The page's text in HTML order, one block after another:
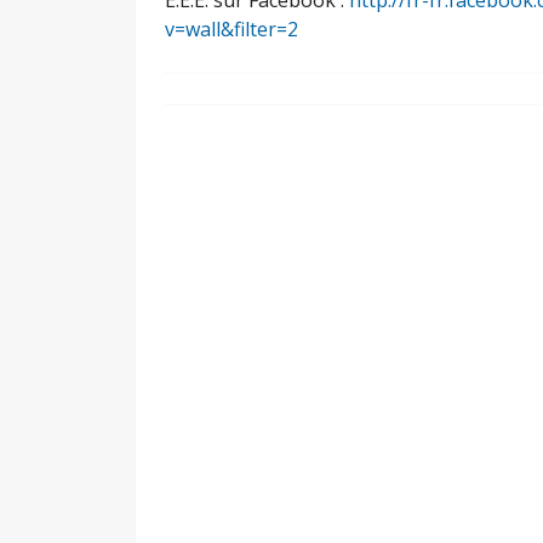
v=wall&filter=2